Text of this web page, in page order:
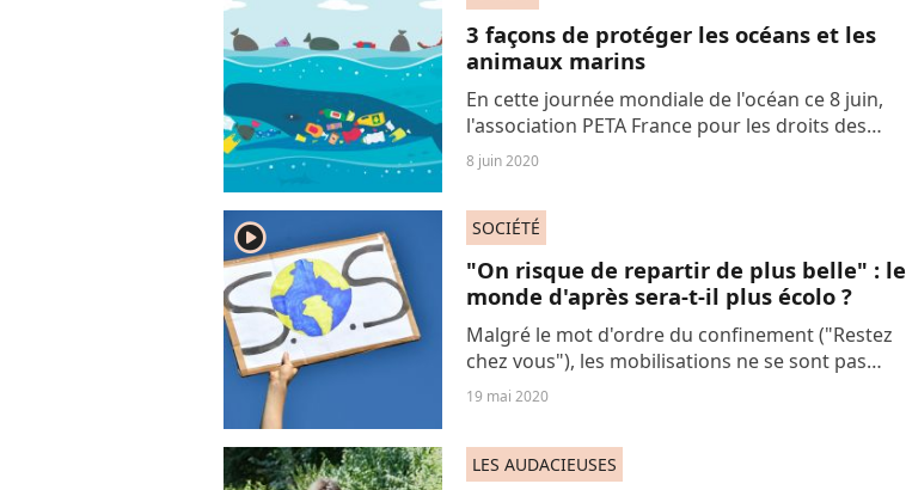
3 façons de protéger les océans et les
animaux marins
En cette journée mondiale de l'océan ce 8 juin,
l'association PETA France pour les droits des
animaux appelle à faire du "monde d'après" un
monde meilleur en tirant des leçons de cette...
8 juin 2020
player2 SOCIÉTÉ
"On risque de repartir de plus belle" : le
monde d'après sera-t-il plus écolo ?
Malgré le mot d'ordre du confinement ("Restez
chez vous"), les mobilisations ne se sont pas
stoppées net pour autant. Et notamment du côté
19 mai 2020
LES AUDACIEUSES